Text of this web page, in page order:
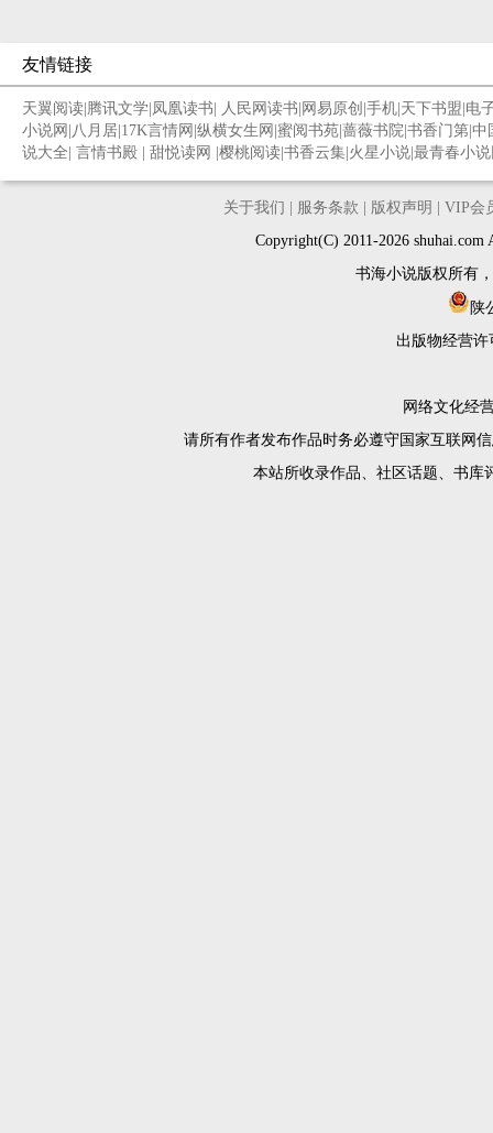
友情链接
天翼阅读 腾讯文学 凤凰读书 人民网读书 网易原创 手机 天下书盟 电
小说网 八月居 17K言情网 纵横女生网 蜜阅书苑 蔷薇书院 书香门第 中
说大全 言情书殿 甜悦读网 樱桃阅读 书香云集 火星小说 最青春小
关于我们 服务条款 版权声明
VIP会
Copyright(C) 2011-2026
书海小说版权所有
陕
出版物经营许
网络文化经
请所有作者发布作品时务必遵守国家互联网
本站所收录作品、社区话题、书库